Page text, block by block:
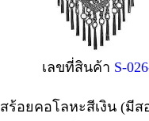
เลขที่สินค้า S-
สร้อยคอโลหะสีเงิน (มีส